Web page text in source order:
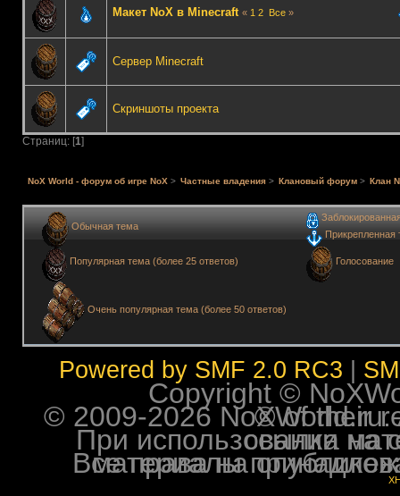
Макет NoX в Minecraft « 1 2 Все»
Сервер Minecraft
Скриншоты проекта
Страниц: [1]
NoX World - форум об игре NoX> Частные владения > Клановый форум > Клан
Обычная тема
Популярная тема (более 25 ответов)
Очень популярная тема (более 50 ответов)
Прикрепленная
Голосование
Powered by SMF 2.0 RC3
Copyright ©
© 2009-2026 NoXWorld.ru. All
При использовании
Все права на опубликованные на форуме